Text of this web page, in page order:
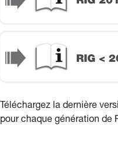
Téléchargez la dernière
pour chaque génération de